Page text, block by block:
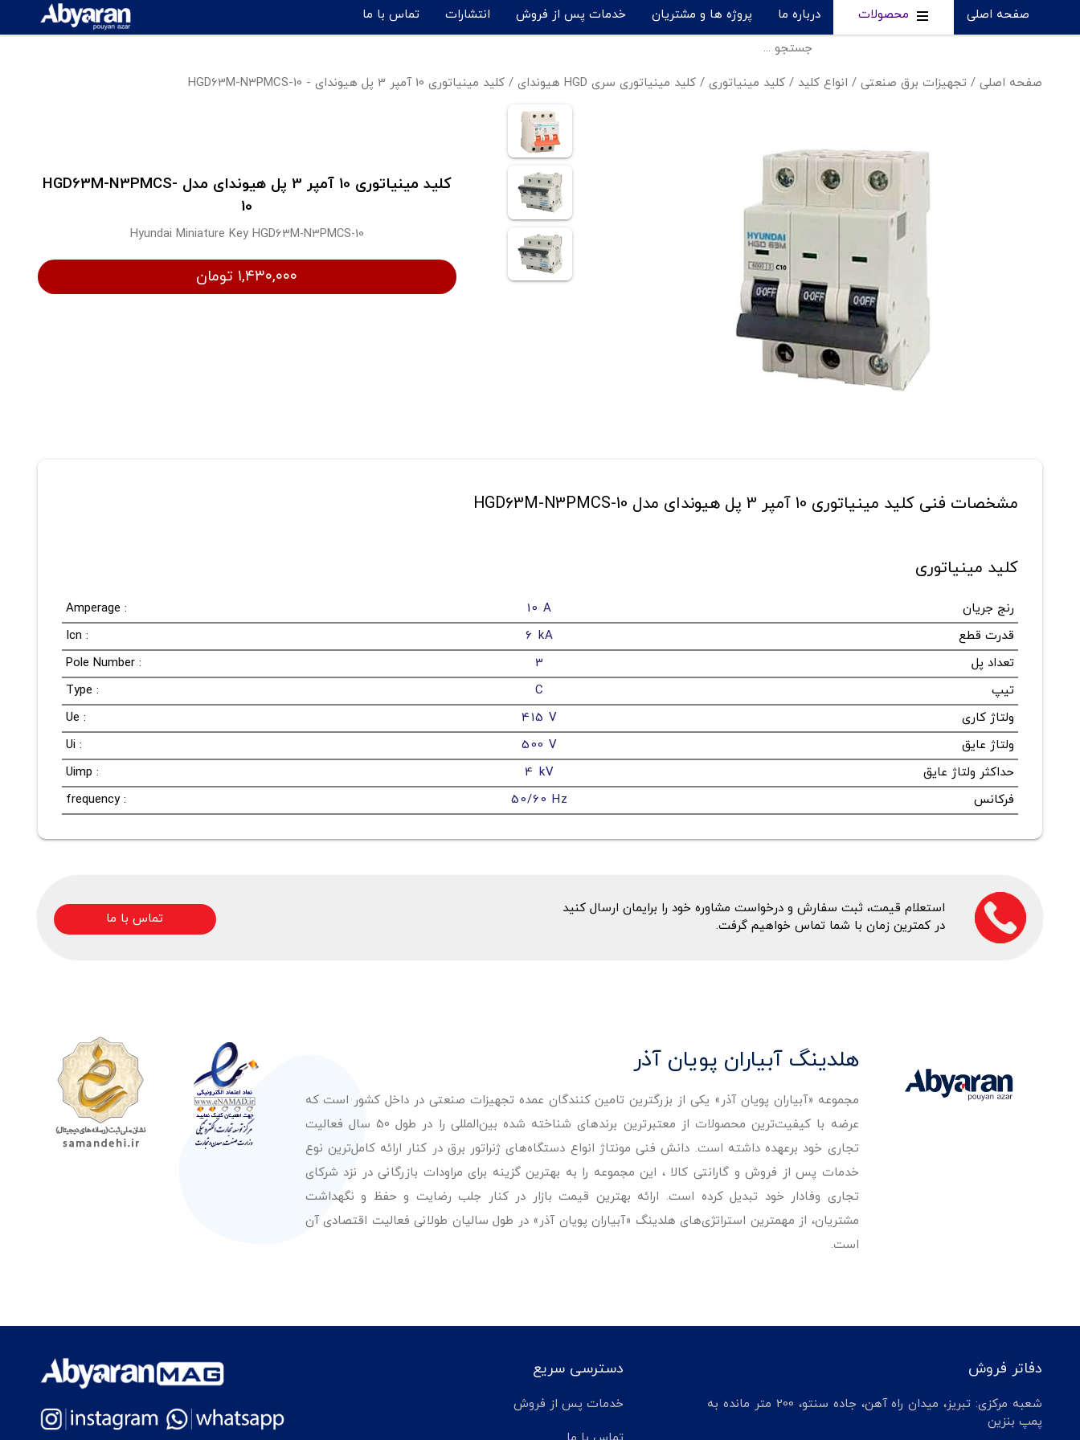
صفحه اصلی محصولات درباره ما پروژه ها و مشتریان خدمات پس از فروش انتشارات تماس با ما
صفحه اصلی / تجهیزات برق صنعتی / انواع کلید / کلید مینیاتوری / کلید مینیاتوری سری HGD هیوندای / کلید مینیاتوری 10 آمپر 3 پل هیوندای - HGD63M-N3PMCS-10
کلید مینیاتوری 10 آمپر 3 پل هیوندای مدل HGD63M-N3PMCS-
10
Hyundai Miniature Key HGD63M-N3PMCS-10
۱,۴۳۰,۰۰۰ تومان
مشخصات فنی کلید مینیاتوری 10 آمپر 3 پل هیوندای مدل HGD63M-N3PMCS-10
کلید مینیاتوری
رنج جریان 10 A
Amperage :
قدرت قطع
6 kA
Icn :
تعداد پل
3
Pole Number :
تیپ
C
Type :
ولتاژ کاری
415 V
Ue :
ولتاژ عایق
500 V
Ui :
حداکثر ولتاژ عایق
4 kV
Uimp :
فرکانس
50/60 Hz
frequency :
استعلام قیمت، ثبت سفارش و درخواست مشاوره خود را برایمان ارسال کنید
در کمترین زمان با شما تماس خواهیم گرفت.
تماس با ما
هلدینگ آبیاران پویان آذر
مجموعه «آبیاران پویان آذر» یکی از بزرگترین تامین کنندگان عمده تجهیزات صنعتی در داخل کشور است که
عرضه با کیفیت‌ترین محصولات از معتبرترین برندهای شناخته شده بین‌المللی را در طول 50 سال فعالیت
تجاری خود برعهده داشته است. دانش فنی مونتاژ انواع دستگاه‌های ژنراتور برق در کنار ارائه کامل‌ترین نوع
خدمات پس از فروش و گارانتی کالا ، این مجموعه را به بهترین گزینه برای مراودات بازرگانی در نزد شرکای
تجاری وفادار خود تبدیل کرده است. ارائه بهترین قیمت بازار در کنار جلب رضایت و حفظ و نگهداشت
مشتریان، از مهمترین استراتژی‌های هلدینگ «آبیاران پویان آذر» در طول سالیان طولانی فعالیت اقتصادی آن
است.
دفاتر فروش
شعبه مرکزی: تبریز، میدان راه آهن، جاده سنتو، 200 متر مانده به
پمپ بنزین
دسترسی سریع
خدمات پس از فروش